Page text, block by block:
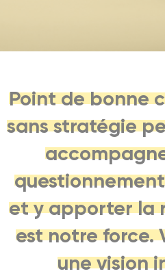
Point de bonne
sans stratégie
et y apporter la
est notre force.
une vision